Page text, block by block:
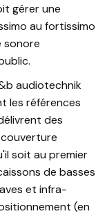
gérer une
au fortissimo
sonore
audiotechnik
les références
des
couverture
soit au premier
de basses
et infra-
(en